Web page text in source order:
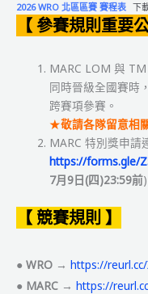
2026 WRO 北區區賽 賽程表 下
【 參賽規則重要公
MARC LOM 與
同時晉級全國賽時
跨賽項參賽。
★敬請各隊留意相
MARC 特別獎申請
https://forms.gle/
7月9日(四)23:59前)
【競賽規則 】
● WRO → https://
● MARC → https://